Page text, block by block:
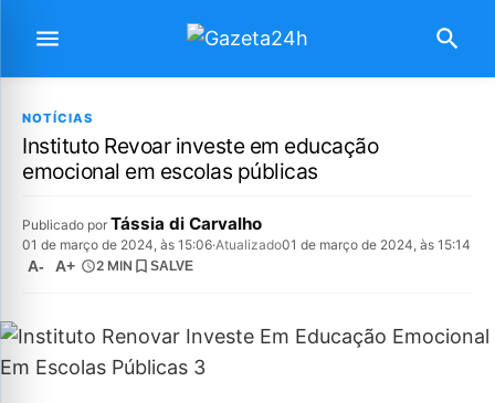
NOTÍCIAS
Instituto Revoar investe em educação
emocional em escolas públicas
Publicado por Tássia di Carvalho
01 de março de 2024, às 15:06·Atualizado01 de março de 2024, às 15:14
A- A+ 2 MIN SALVE